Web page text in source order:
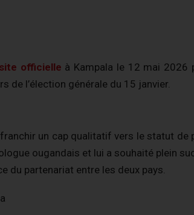
officielle à Kampala le 12 mai 2026
de l’élection générale du 15 janvier.
un cap qualitatif vers le statut de
ougandais et lui a souhaité plein
du partenariat entre les deux pays.